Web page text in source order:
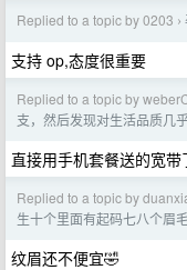
Replied to a topic by 0203 ›
支持 op,态度很重要
Replied to a topic by
支，然后发现对生活品质
直接用手机套餐送的宽带
Replied to a topic by
生十个里面有起码七八个眉
纹眉还不便宜🤣